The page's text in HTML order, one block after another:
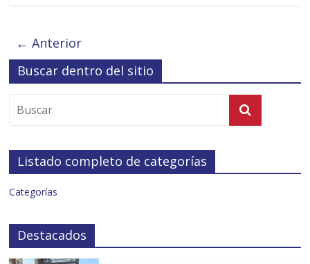
← Anterior
Buscar dentro del sitio
Listado completo de categorías
Categorías
Destacados